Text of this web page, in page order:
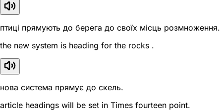
птиці прямують до берега до своїх місць розмноження.
the new system is heading for the rocks .
нова система прямує до скель.
article headings will be set in Times fourteen point.